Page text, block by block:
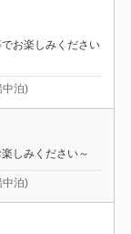
お楽しみください
中泊)
しみください～
中泊)